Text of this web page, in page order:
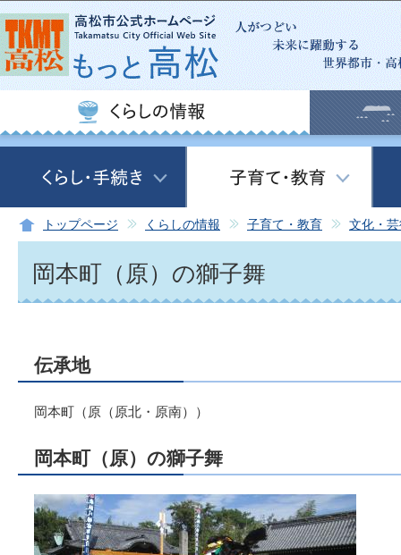
このページの本文へ移動
トップページ くらしの情報 子育て・教育 文化・
岡本町（原）の獅子舞
伝承地
岡本町（原（原北・原南））
岡本町（原）の獅子舞